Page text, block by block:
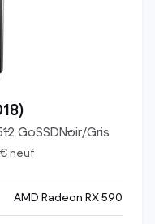
GoSSDNoir/Gris
neuf
AMD Radeon RX 590